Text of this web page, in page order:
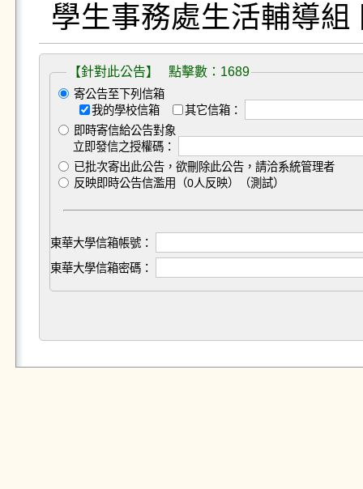
學生事務處生活輔導組
【針對此公告】 點擊數：1689
寄公告至下列信箱
我的學校信箱
其它信箱：
即時寄信給公告對象
立即發信之授權碼：
已批次寄出此公告，欲刪除此公告，請洽系統管理者
反映即時公告信濫用（0人反映）（測試）
東華大學信箱帳號：
東華大學信箱密碼：